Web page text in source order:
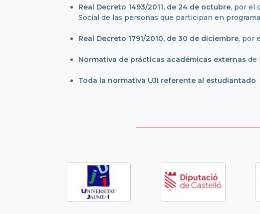
Real Decreto 1493/2011, de 24 de octubre, por el
Social de las personas que participan en
Real Decreto 1791/2010, de 30 de diciembre, por
Normativa de prácticas académicas externas de
Toda la normativa UJI referente al estudiantado